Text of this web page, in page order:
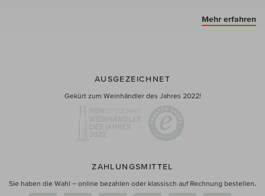
Mehr erfahren
AUSGEZEICHNET
Gekürt zum Weinhändler des Jahres 2022!
ZAHLUNGSMITTEL
Sie haben die Wahl – online bezahlen oder klassisch auf Rechnung bestellen.